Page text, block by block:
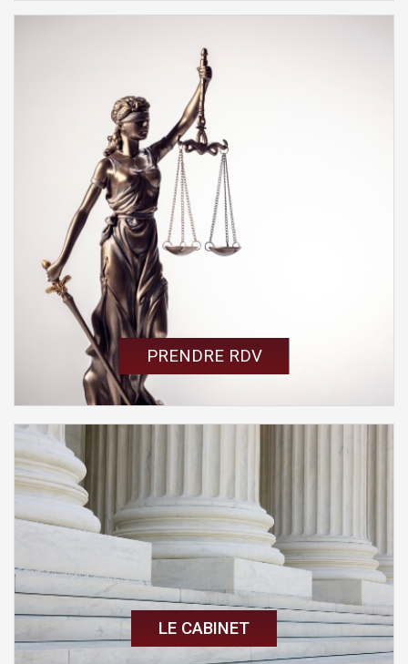
Un avocat à votre écoute
Posez votre question à Me Jullien-Palletier sur
France Bleu Isère. Prochaine émission :
Vendredi 14 Oct. 2022
de 9h30 à 10h
PRENDRE RDV
LE CABINET